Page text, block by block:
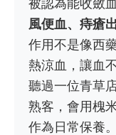
被認為能收斂
風便血、痔瘡
作用不是像西
熱涼血，讓血
聽過一位青草
熟客，會用槐
作為日常保養。